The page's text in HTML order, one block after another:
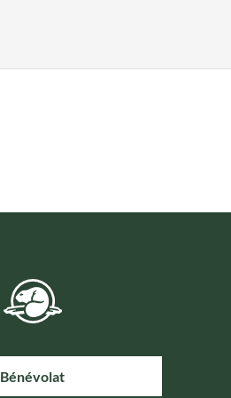
Bénévolat